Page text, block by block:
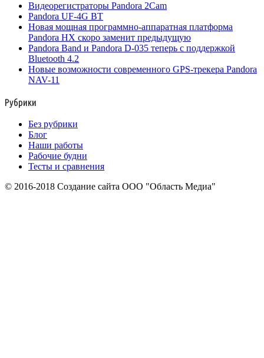
Видеорегистраторы Pandora 2Cam
Pandora UF-4G BT
Новая мощная программно-аппаратная платформа
Pandora HX скоро заменит предыдущую
Pandora Band и Pandora D-035 теперь с поддержкой
Bluetooth 4.2
Новые возможности современного GPS-трекера Pandora
NAV-11
Рубрики
Без рубрики
Блог
Наши работы
Рабочие будни
Тесты и сравнения
© 2016-2018 Создание сайта ООО "Область Медиа"